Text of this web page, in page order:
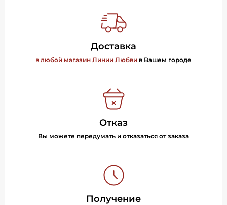
Доставка
в любой магазин Линии Любви в Вашем городе
Отказ
Вы можете передумать и отказаться от заказа
Получение